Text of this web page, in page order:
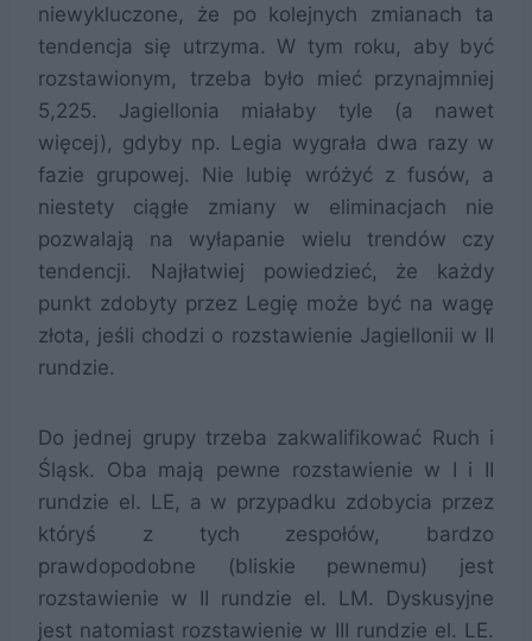
niewykluczone, że po kolejnych zmianach ta
tendencja się utrzyma. W tym roku, aby być
rozstawionym, trzeba było mieć przynajmniej
5,225. Jagiellonia miałaby tyle (a nawet
więcej), gdyby np. Legia wygrała dwa razy w
fazie grupowej. Nie lubię wróżyć z fusów, a
niestety ciągłe zmiany w eliminacjach nie
pozwalają na wyłapanie wielu trendów czy
tendencji. Najłatwiej powiedzieć, że każdy
punkt zdobyty przez Legię może być na wagę
złota, jeśli chodzi o rozstawienie Jagiellonii w II
rundzie.
Do jednej grupy trzeba zakwalifikować Ruch i
Śląsk. Oba mają pewne rozstawienie w I i II
rundzie el. LE, a w przypadku zdobycia przez
któryś z tych zespołów, bardzo
prawdopodobne (bliskie pewnemu) jest
rozstawienie w II rundzie el. LM. Dyskusyjne
jest natomiast rozstawienie w III rundzie el. LE.